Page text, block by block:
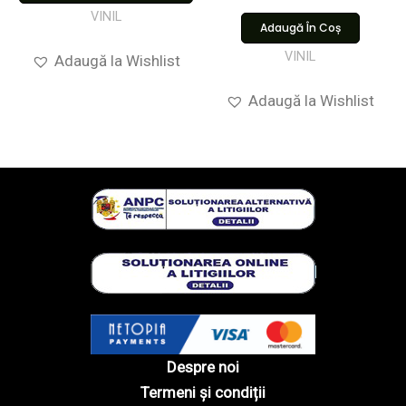
VINIL
Adaugă la Wishlist
Adaugă În Coș
VINIL
Adaugă la Wishlist
Despre noi
Termeni și condiții